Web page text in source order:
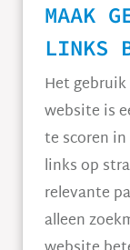
MAAK
LINKS
Het
website is
te scoren
links op
relevante
alleen